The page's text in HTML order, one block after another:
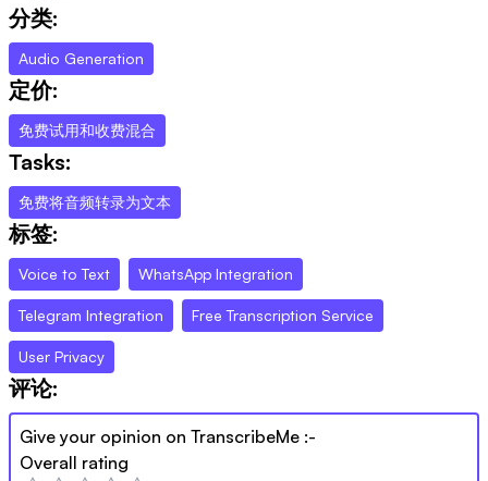
分类:
Audio Generation
定价:
免费试用和收费混合
Tasks:
免费将音频转录为文本
标签:
Voice to Text WhatsApp Integration
Telegram Integration Free Transcription Service
User Privacy
评论:
Give your opinion on TranscribeMe :-
Overall rating